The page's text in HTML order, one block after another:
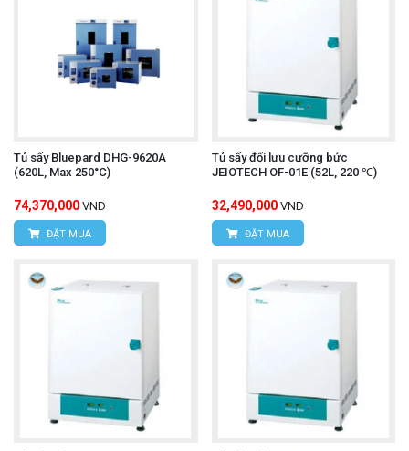
Tủ sấy Bluepard DHG-9620A
(620L, Max 250°C)
74,370,000 VND
ĐẶT MUA
Tủ sấy đối lưu cưỡng bức
JEIOTECH OF-01E (52L, 220 ℃)
32,490,000 VND
ĐẶT MUA